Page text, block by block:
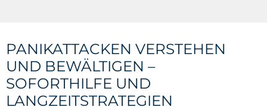
PANIKATTACKEN VERSTEHEN
UND BEWÄLTIGEN –
SOFORTHILFE UND
LANGZEITSTRATEGIEN